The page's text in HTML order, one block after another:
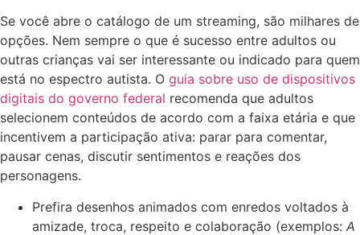
Se você abre o catálogo de um streaming, são milhares de
opções. Nem sempre o que é sucesso entre adultos ou
outras crianças vai ser interessante ou indicado para quem
está no espectro autista. O guia sobre uso de dispositivos
digitais do governo federal recomenda que adultos
selecionem conteúdos de acordo com a faixa etária e que
incentivem a participação ativa: parar para comentar,
pausar cenas, discutir sentimentos e reações dos
personagens.
Prefira desenhos animados com enredos voltados à
amizade, troca, respeito e colaboração (exemplos: A